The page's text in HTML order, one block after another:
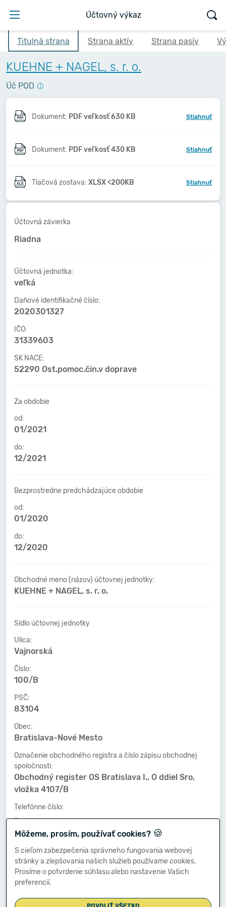
Účtovný výkaz
Titulná strana Strana aktív Strana pasív
KUEHNE + NAGEL, s. r. o.
Úč POD
Dokument: PDF veľkosť 630 KB Stiahnuť
Dokument: PDF veľkosť 430 KB Stiahnuť
Tlačová zostava: XLSX <200KB Stiahnuť
Účtovná závierka
Riadna
Účtovná jednotka:
veľká
Daňové identifikačné číslo:
2020301327
IČO:
31339603
SK NACE:
52290 Ost.pomoc.čin.v doprave
Za obdobie
od:
01/2021
do:
12/2021
Bezprostredne predchádzajúce obdobie
od:
01/2020
do:
12/2020
Obchodné meno (názov) účtovnej jednotky:
KUEHNE + NAGEL, s. r. o.
Sídlo účtovnej jednotky
Ulica:
Vajnorská
Číslo:
100/B
PSČ:
83104
Obec:
Bratislava-Nové Mesto
Označenie obchodného registra a číslo zápisu obchodnej
spoločnosti:
Obchodný register OS Bratislava I., O ddiel Sro,
vložka 4107/B
Telefónne číslo:
-
Faxové číslo:
-
E-mailová adresa:
-
Môžeme, prosím, používať cookies? 🍪
S cieľom zabezpečenia správneho fungovania webovej
stránky a zlepšovania našich služieb používame cookies.
Prosíme o potvrdenie súhlasu alebo nastavenie Vašich
preferencií.